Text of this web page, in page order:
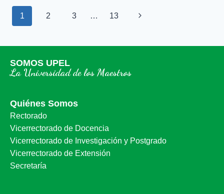
1 2 3 … 13
SOMOS UPEL
La Universidad de los Maestros
Quiénes Somos
Rectorado
Vicerrectorado de Docencia
Vicerrectorado de Investigación y Postgrado
Vicerrectorado de Extensión
Secretaría